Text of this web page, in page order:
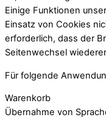
Einige Funktionen
Einsatz von Cookies
erforderlich, dass der
Seitenwechsel
Für folgende
Warenkorb
Übernahme von